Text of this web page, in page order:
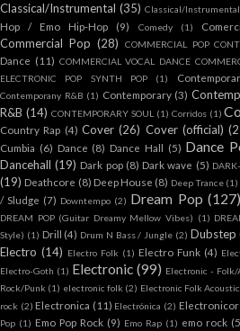
Classical/Instrumental (35) Classical/
Hop / Emo Hip-Hop
(9) Comedy (1)
Commercial Pop (28) COMMERCIAL POP
Dance (11) COMMERCIAL VOCAL DANCE
ELECTRONIC POP SYNTH POP
(1)
Contemporany R&B (1) Contemporary (3)
R&B (14) CONTEMPORARY SOUL (1) Corridos (1)
Country Rap (4) Cover (26) Cover (official)
Cumbia (6) Dance (8) Dance Hall (5) Dance
Dancehall (19) Dark pop (8) Dark wave (5)
(19) Deathcore (8) Deep House (8) Deep Trance (1)
/ Sludge (7) Downtempo (2) Dream Pop (127)
DREAM POP (Guitar Dreamy Mellow Vibes) (1)
Style) (1) Drill (4) Drum N Bass / Jungle (2) Dubstep
Electro (14) Electro Folk (1) Electro Funk (4)
Electro-Goth (1) Electronic (99) Electronic -
Rock/Punk (1) electronic folk (2) Electronic Folk Acoustic
rock (2) Electronica (11) Electrónica (2)
Pop (1) Emo Pop Rock (9) Emo Rap (1) emo rock